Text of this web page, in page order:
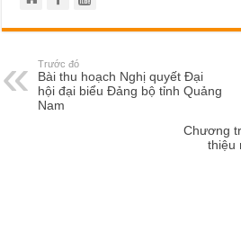
Trước đó
Bài thu hoạch Nghị quyết Đại
hội đại biểu Đảng bộ tỉnh Quảng
Nam
Chương
thiệu